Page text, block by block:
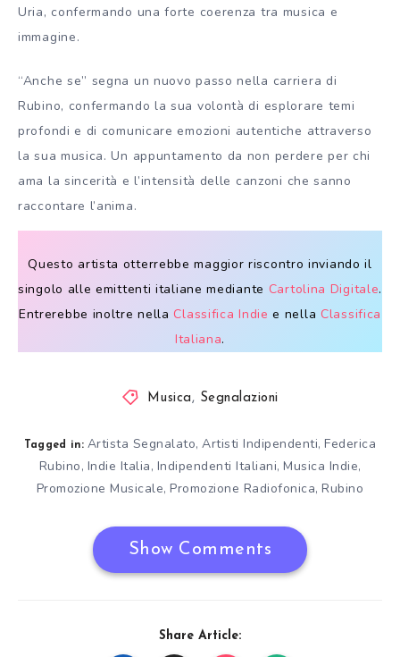
Uria, confermando una forte coerenza tra musica e
immagine.
“Anche se” segna un nuovo passo nella carriera di
Rubino, confermando la sua volontà di esplorare temi
profondi e di comunicare emozioni autentiche attraverso
la sua musica. Un appuntamento da non perdere per chi
ama la sincerità e l’intensità delle canzoni che sanno
raccontare l’anima.
Questo artista otterrebbe maggior riscontro inviando il
singolo alle emittenti italiane mediante Cartolina Digitale.
Entrerebbe inoltre nella Classifica Indie e nella Classifica
Italiana.
Musica , Segnalazioni
Tagged in: Artista Segnalato,Artisti Indipendenti,Federica
Rubino, Indie Italia, Indipendenti Italiani, Musica Indie,
Promozione Musicale,Promozione Radiofonica,Rubino
Show Comments
Share Article: